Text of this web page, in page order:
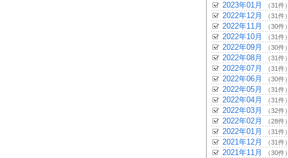
2023年01月 （31件）
2022年12月 （31件）
2022年11月 （30件）
2022年10月 （31件）
2022年09月 （30件）
2022年08月 （31件）
2022年07月 （31件）
2022年06月 （30件）
2022年05月 （31件）
2022年04月 （31件）
2022年03月 （32件）
2022年02月 （28件）
2022年01月 （31件）
2021年12月 （31件）
2021年11月 （30件）